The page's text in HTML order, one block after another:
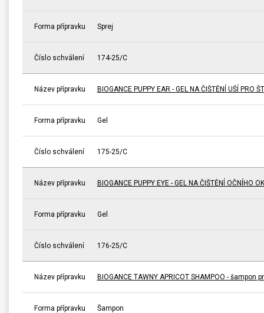
Forma přípravku Sprej
Číslo schválení 174-25/C
Název přípravku BIOGANCE PUPPY EAR - GEL NA ČIŠTĚNÍ UŠÍ PRO
Forma přípravku Gel
Číslo schválení 175-25/C
Název přípravku BIOGANCE PUPPY EYE - GEL NA ČIŠTĚNÍ OČNÍHO
Forma přípravku Gel
Číslo schválení 176-25/C
Název přípravku BIOGANCE TAWNY APRICOT SHAMPOO - šampon
Forma přípravku Šampon